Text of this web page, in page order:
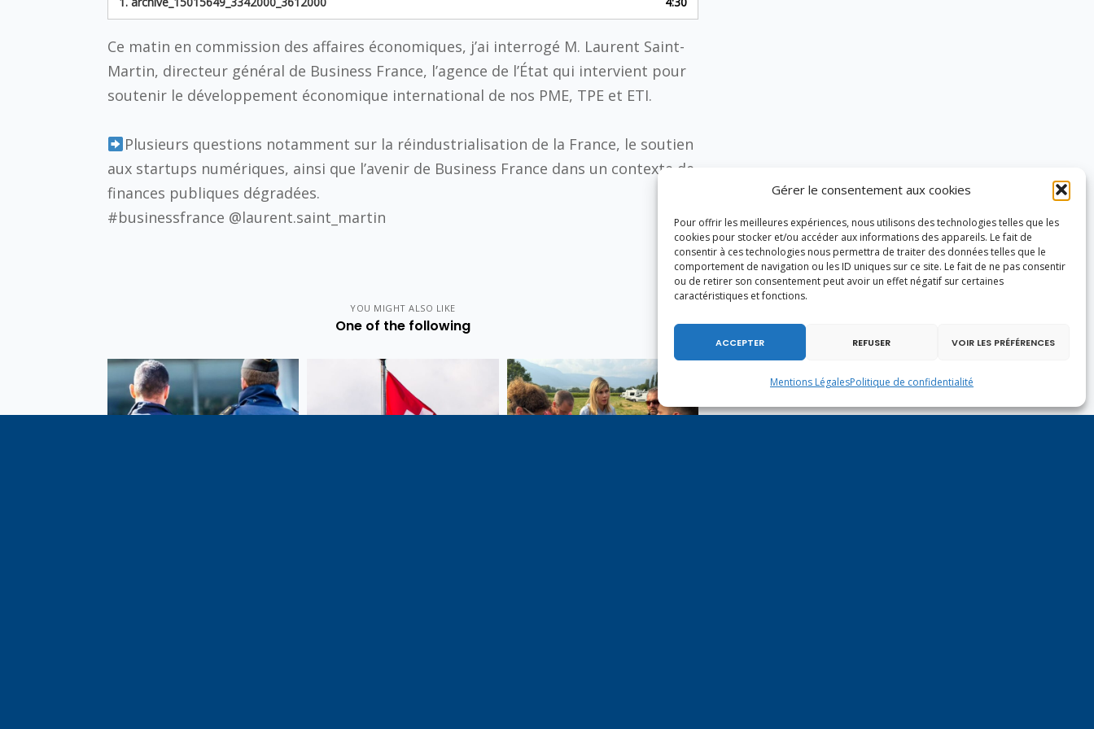
Gérer le consentement aux cookies
Pour offrir les meilleures expériences, nous utilisons des technologies telles que les
cookies pour stocker et/ou accéder aux informations des appareils. Le fait de
consentir à ces technologies nous permettra de traiter des données telles que le
comportement de navigation ou les ID uniques sur ce site. Le fait de ne pas consentir
ou de retirer son consentement peut avoir un effet négatif sur certaines
caractéristiques et fonctions.
ACCEPTER REFUSER VOIR LES PRÉFÉRENCES
Mentions LégalesPolitique de confidentialité
Ce matin en commission des affaires économiques, j’ai interrogé M. Laurent Saint-
Martin, directeur général de Business France, l’agence de l’État qui intervient pour
soutenir le développement économique international de nos PME, TPE et ETI.
Plusieurs questions notamment sur la réindustrialisation de la France, le soutien
aux startups numériques, ainsi que l’avenir de Business France dans un contexte de
finances publiques dégradées.
#businessfrance @laurent.saint_martin
YOU MIGHT ALSO LIKE
One of the following